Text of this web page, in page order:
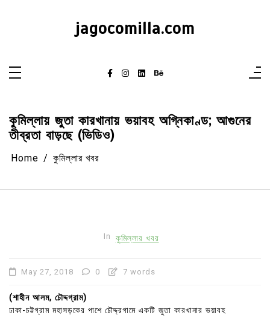
jagocomilla.com
কুমিল্লায় জুতা কারখানায় ভয়াবহ অগ্নিকাণ্ড; আগুনের
তীব্রতা বাড়ছে (ভিডিও)
Home কুমিল্লার খবর
In কুমিল্লার খবর
May 27, 2018 0 7 words
(শাহীন আলম, চৌদ্দগ্রাম)
ঢাকা-চট্টগ্রাম মহাসড়কের পাশে চৌদ্দ্রগামে একটি জুতা কারখানার ভয়াবহ